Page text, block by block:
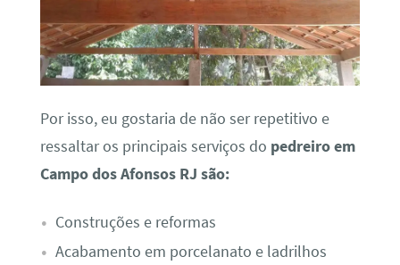
Por isso, eu gostaria de não ser repetitivo e
ressaltar os principais serviços do pedreiro em
Campo dos Afonsos RJ são:
Construções e reformas
Acabamento em porcelanato e ladrilhos